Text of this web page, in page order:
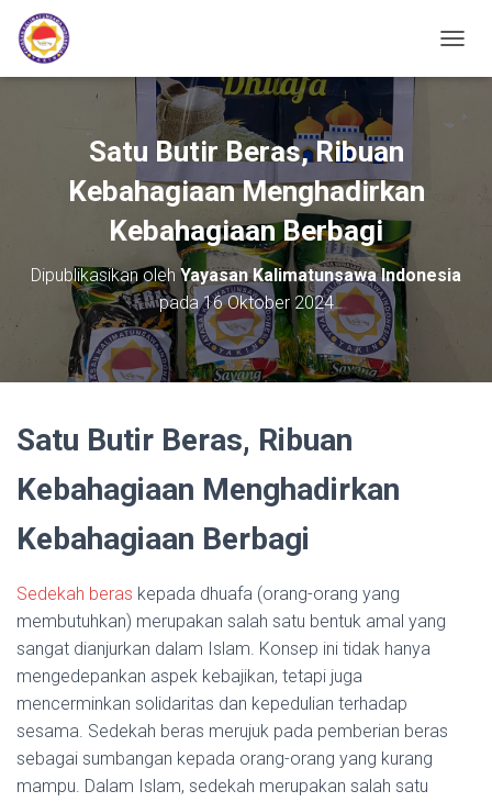
Satu Butir Beras, Ribuan
Kebahagiaan Menghadirkan
Kebahagiaan Berbagi
Dipublikasikan oleh Yayasan Kalimatunsawa Indonesia
pada16 Oktober 2024
Satu Butir Beras, Ribuan
Kebahagiaan Menghadirkan
Kebahagiaan Berbagi
Sedekah beras kepada dhuafa (orang-orang yang
membutuhkan) merupakan salah satu bentuk amal yang
sangat dianjurkan dalam Islam. Konsep ini tidak hanya
mengedepankan aspek kebajikan, tetapi juga
mencerminkan solidaritas dan kepedulian terhadap
sesama. Sedekah beras merujuk pada pemberian beras
sebagai sumbangan kepada orang-orang yang kurang
mampu. Dalam Islam, sedekah merupakan salah satu